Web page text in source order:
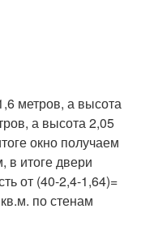
метров, а высота
а высота 2,05
окно получаем
в итоге двери
от (40-2,4-1,64)=
по стенам